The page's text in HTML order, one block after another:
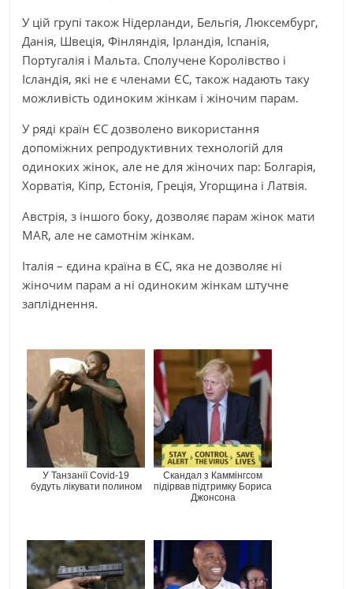
У цій групі також Нідерланди, Бельгія, Люксембург,
Данія, Швеція, Фінляндія, Ірландія, Іспанія,
Португалія і Мальта. Сполучене Королівство і
Ісландія, які не є членами ЄС, також надають таку
можливість одиноким жінкам і жіночим парам.
У ряді країн ЄС дозволено використання
допоміжних репродуктивних технологій для
одиноких жінок, але не для жіночих пар: Болгарія,
Хорватія, Кіпр, Естонія, Греція, Угорщина і Латвія.
Австрія, з іншого боку, дозволяє парам жінок мати
MAR, але не самотнім жінкам.
Італія – ​​єдина країна в ЄС, яка не дозволяє ні
жіночим парам а ні одиноким жінкам штучне
запліднення.
У Танзанії Covid-19
будуть лікувати полином
Скандал з Каммінгсом
підірвав підтримку Бориса
Джонсона